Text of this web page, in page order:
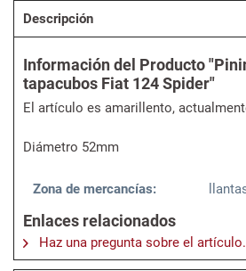
Descripción
Información del Producto
tapacubos Fiat 124 Spider"
El artículo es amarillento,
Diámetro 52mm
Zona de mercancías:
Enlaces relacionados
Haz una pregunta sobre el artículo.